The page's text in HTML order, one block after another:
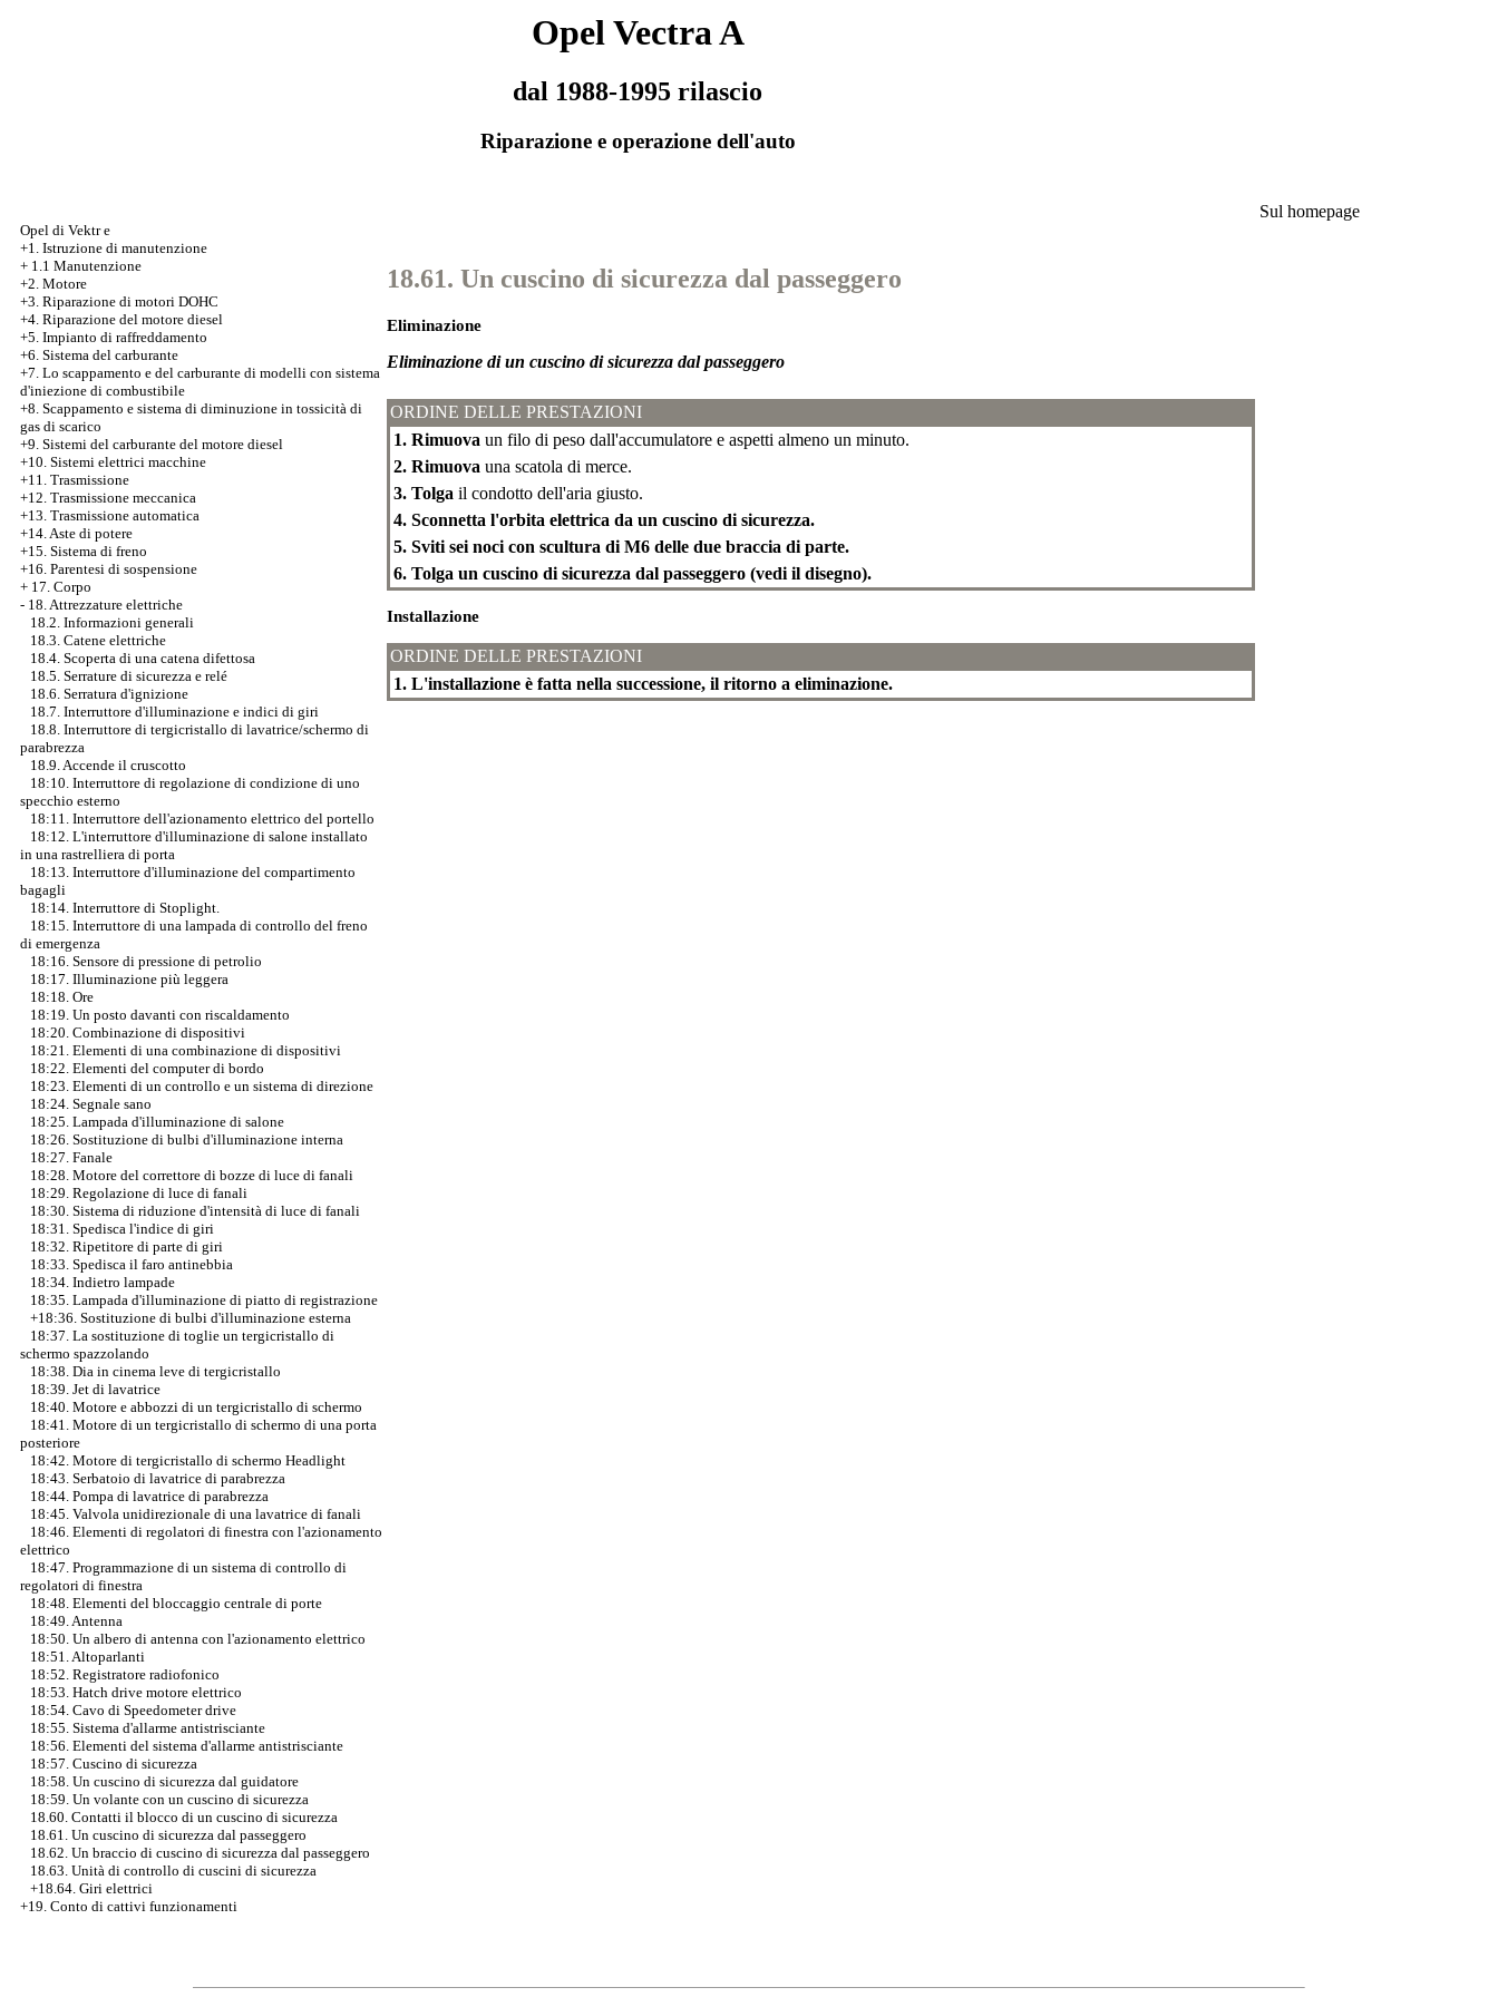
Opel Vectra A
dal 1988-1995 rilascio
Riparazione e operazione dell'auto
Opel di Vektr e
+1. Istruzione di manutenzione
+ 1.1 Manutenzione
+2. Motore
+3. Riparazione di motori DOHC
+4. Riparazione del motore diesel
+5. Impianto di raffreddamento
+6. Sistema del carburante
+7. Lo scappamento e del carburante di modelli con sistema
d'iniezione di combustibile
+8. Scappamento e sistema di diminuzione in tossicità di
gas di scarico
+9. Sistemi del carburante del motore diesel
+10. Sistemi elettrici macchine
+11. Trasmissione
+12. Trasmissione meccanica
+13. Trasmissione automatica
+14. Aste di potere
+15. Sistema di freno
+16. Parentesi di sospensione
+ 17. Corpo
- 18. Attrezzature elettriche
18.2. Informazioni generali
18.3. Catene elettriche
18.4. Scoperta di una catena difettosa
18.5. Serrature di sicurezza e relé
18.6. Serratura d'ignizione
18.7. Interruttore d'illuminazione e indici di giri
18.8. Interruttore di tergicristallo di lavatrice/schermo di
parabrezza
18.9. Accende il cruscotto
18:10. Interruttore di regolazione di condizione di uno
specchio esterno
18:11. Interruttore dell'azionamento elettrico del portello
18:12. L'interruttore d'illuminazione di salone installato
in una rastrelliera di porta
18:13. Interruttore d'illuminazione del compartimento
bagagli
18:14. Interruttore di Stoplight.
18:15. Interruttore di una lampada di controllo del freno
di emergenza
18:16. Sensore di pressione di petrolio
18:17. Illuminazione più leggera
18:18. Ore
18:19. Un posto davanti con riscaldamento
18:20. Combinazione di dispositivi
18:21. Elementi di una combinazione di dispositivi
18:22. Elementi del computer di bordo
18:23. Elementi di un controllo e un sistema di direzione
18:24. Segnale sano
18:25. Lampada d'illuminazione di salone
18:26. Sostituzione di bulbi d'illuminazione interna
18:27. Fanale
18:28. Motore del correttore di bozze di luce di fanali
18:29. Regolazione di luce di fanali
18:30. Sistema di riduzione d'intensità di luce di fanali
18:31. Spedisca l'indice di giri
18:32. Ripetitore di parte di giri
18:33. Spedisca il faro antinebbia
18:34. Indietro lampade
18:35. Lampada d'illuminazione di piatto di registrazione
+18:36. Sostituzione di bulbi d'illuminazione esterna
18:37. La sostituzione di toglie un tergicristallo di
schermo spazzolando
18:38. Dia in cinema leve di tergicristallo
18:39. Jet di lavatrice
18:40. Motore e abbozzi di un tergicristallo di schermo
18:41. Motore di un tergicristallo di schermo di una porta
posteriore
18:42. Motore di tergicristallo di schermo Headlight
18:43. Serbatoio di lavatrice di parabrezza
18:44. Pompa di lavatrice di parabrezza
18:45. Valvola unidirezionale di una lavatrice di fanali
18:46. Elementi di regolatori di finestra con l'azionamento
elettrico
18:47. Programmazione di un sistema di controllo di
regolatori di finestra
18:48. Elementi del bloccaggio centrale di porte
18:49. Antenna
18:50. Un albero di antenna con l'azionamento elettrico
18:51. Altoparlanti
18:52. Registratore radiofonico
18:53. Hatch drive motore elettrico
18:54. Cavo di Speedometer drive
18:55. Sistema d'allarme antistrisciante
18:56. Elementi del sistema d'allarme antistrisciante
18:57. Cuscino di sicurezza
18:58. Un cuscino di sicurezza dal guidatore
18:59. Un volante con un cuscino di sicurezza
18.60. Contatti il blocco di un cuscino di sicurezza
18.61. Un cuscino di sicurezza dal passeggero
18.62. Un braccio di cuscino di sicurezza dal passeggero
18.63. Unità di controllo di cuscini di sicurezza
+18.64. Giri elettrici
+19. Conto di cattivi funzionamenti
18.61. Un cuscino di sicurezza dal passeggero
Eliminazione
Eliminazione di un cuscino di sicurezza dal passeggero
ORDINE DELLE PRESTAZIONI
1. Rimuova un filo di peso dall'accumulatore e aspetti almeno un minuto.
2. Rimuova una scatola di merce.
3. Tolga il condotto dell'aria giusto.
4. Sconnetta l'orbita elettrica da un cuscino di sicurezza.
5. Sviti sei noci con scultura di M6 delle due braccia di parte.
6. Tolga un cuscino di sicurezza dal passeggero (vedi il disegno).
Installazione
ORDINE DELLE PRESTAZIONI
1. L'installazione è fatta nella successione, il ritorno a eliminazione.
Sul homepage